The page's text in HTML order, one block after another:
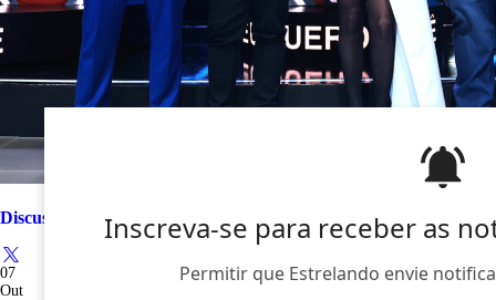
Inscreva-se para receber as
Permitir que Estrelando envie
Discussões entre jurados, Mumuzinho aterrorizando...
07
Out